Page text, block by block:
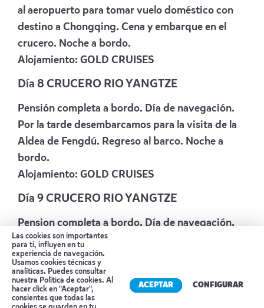
al aeropuerto para tomar vuelo doméstico con
destino a Chongqing. Cena y embarque en el
crucero. Noche a bordo.
Alojamiento: GOLD CRUISES
Día 8 CRUCERO RIO YANGTZE
Pensión completa a bordo. Día de navegación.
Por la tarde desembarcamos para la visita de la
Aldea de Fengdú. Regreso al barco. Noche a
bordo.
Alojamiento: GOLD CRUISES
Día 9 CRUCERO RIO YANGTZE
Pension completa a bordo. Día de navegación.
Pasaremos por la gargantas Qutangxia y Wuxia.
Llegada a Badong. Noche a bordo.
Alojamiento:GOLD CRUISES
Día 10 YICHANG-SHANGHAI (Avión)
Las cookies son importantes
para ti, influyen en tu
experiencia de navegación.
Usamos cookies técnicas y
analíticas. Puedes consultar
nuestra Política de cookies. Al
hacer click en "Aceptar",
consientes que todas las
ACEPTAR CONFIGURAR